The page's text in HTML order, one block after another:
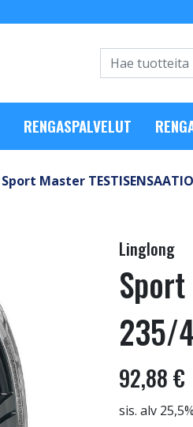
RENGASPALVELUT
Sport Master
Linglong
Sport
235/
92,88 €
sis. alv